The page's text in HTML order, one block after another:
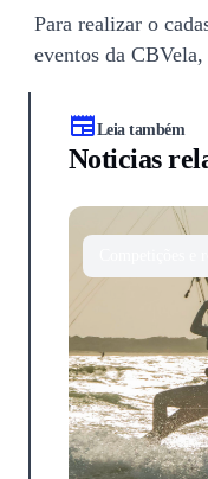
Para realizar o
eventos da CBVela,
Leia também
Noticias